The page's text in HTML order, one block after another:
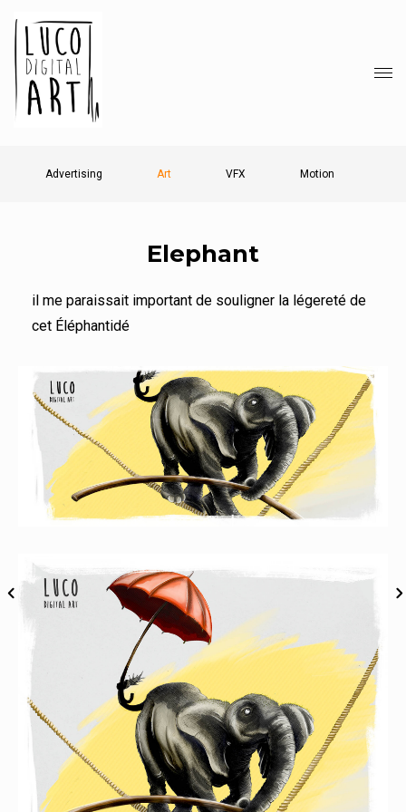
Advertising Art VFX Motion
Elephant
il me paraissait important de souligner la légereté de
cet Éléphantidé